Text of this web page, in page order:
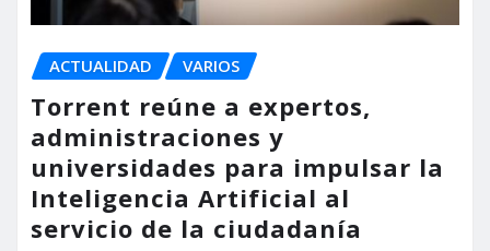
ACTUALIDAD VARIOS
Torrent reúne a expertos,
administraciones y
universidades para impulsar la
Inteligencia Artificial al
servicio de la ciudadanía